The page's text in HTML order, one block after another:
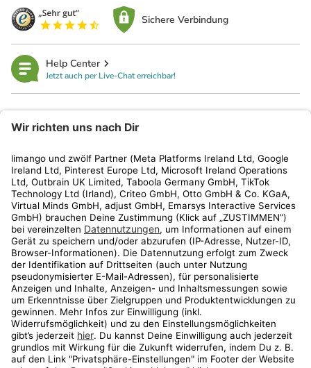
Sichere Verbindung
Help Center
Jetzt auch per Live-Chat erreichbar!
Kundenservice
Shop
Aktionen
Travel